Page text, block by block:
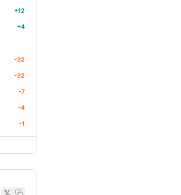
+12
+4
-32
-32
-7
-4
-1